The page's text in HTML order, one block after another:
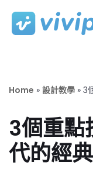
Skip
Home » 設計教學 » 3
3個重點
代的經